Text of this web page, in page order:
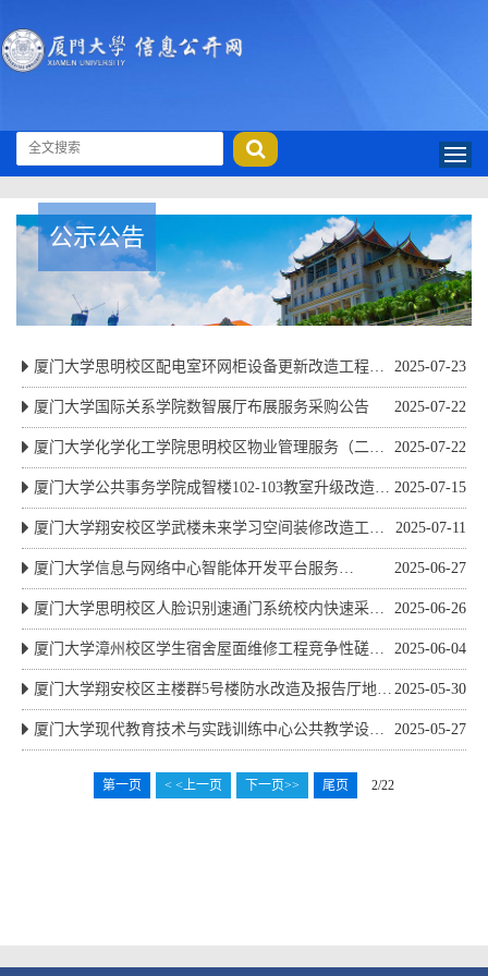
公示公告
厦门大学思明校区配电室环网柜设备更新改造工程竞
争性磋商公告
2025-07-23
厦门大学国际关系学院数智展厅布展服务采购公告 2025-07-22
厦门大学化学化工学院思明校区物业管理服务（二
次）公开招标公告
2025-07-22
厦门大学公共事务学院成智楼102-103教室升级改造及
设备采购公告
2025-07-15
厦门大学翔安校区学武楼未来学习空间装修改造工程
竞争性磋商公告
2025-07-11
厦门大学信息与网络中心智能体开发平台服务
（2025）采购公告
2025-06-27
厦门大学思明校区人脸识别速通门系统校内快速采购
公告
2025-06-26
厦门大学漳州校区学生宿舍屋面维修工程竞争性磋商
公告
2025-06-04
厦门大学翔安校区主楼群5号楼防水改造及报告厅地毯
更换竞争性磋商公告
2025-05-30
厦门大学现代教育技术与实践训练中心公共教学设备 2025-05-27
第一页 < <上一页 下一页>> 尾页 2/22